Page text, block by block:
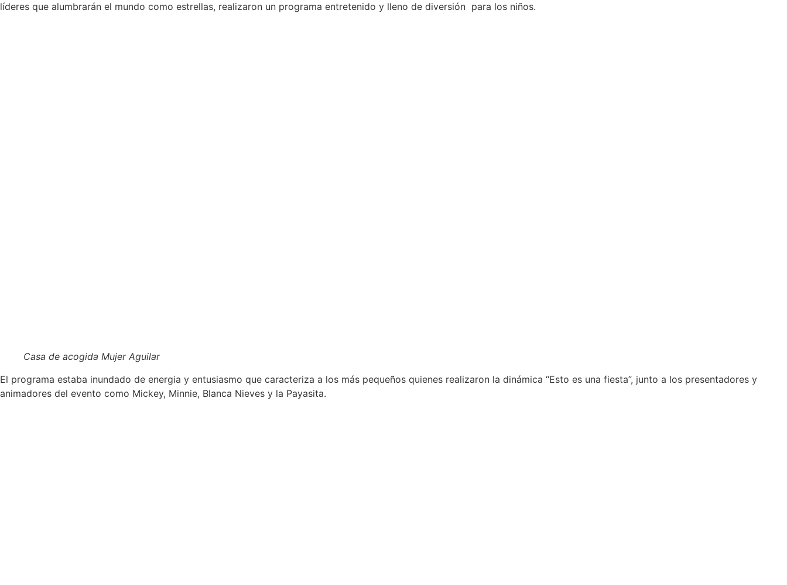
líderes que alumbrarán el mundo como estrellas, realizaron un programa entretenido y lleno de diversión para los niños.
Casa de acogida Mujer Aguilar
El programa estaba inundado de energia y entusiasmo que caracteriza a los más pequeños quienes realizaron la dinámica “Esto es una fiesta”, junto a los presentadores y
animadores del evento como Mickey, Minnie, Blanca Nieves y la Payasita.